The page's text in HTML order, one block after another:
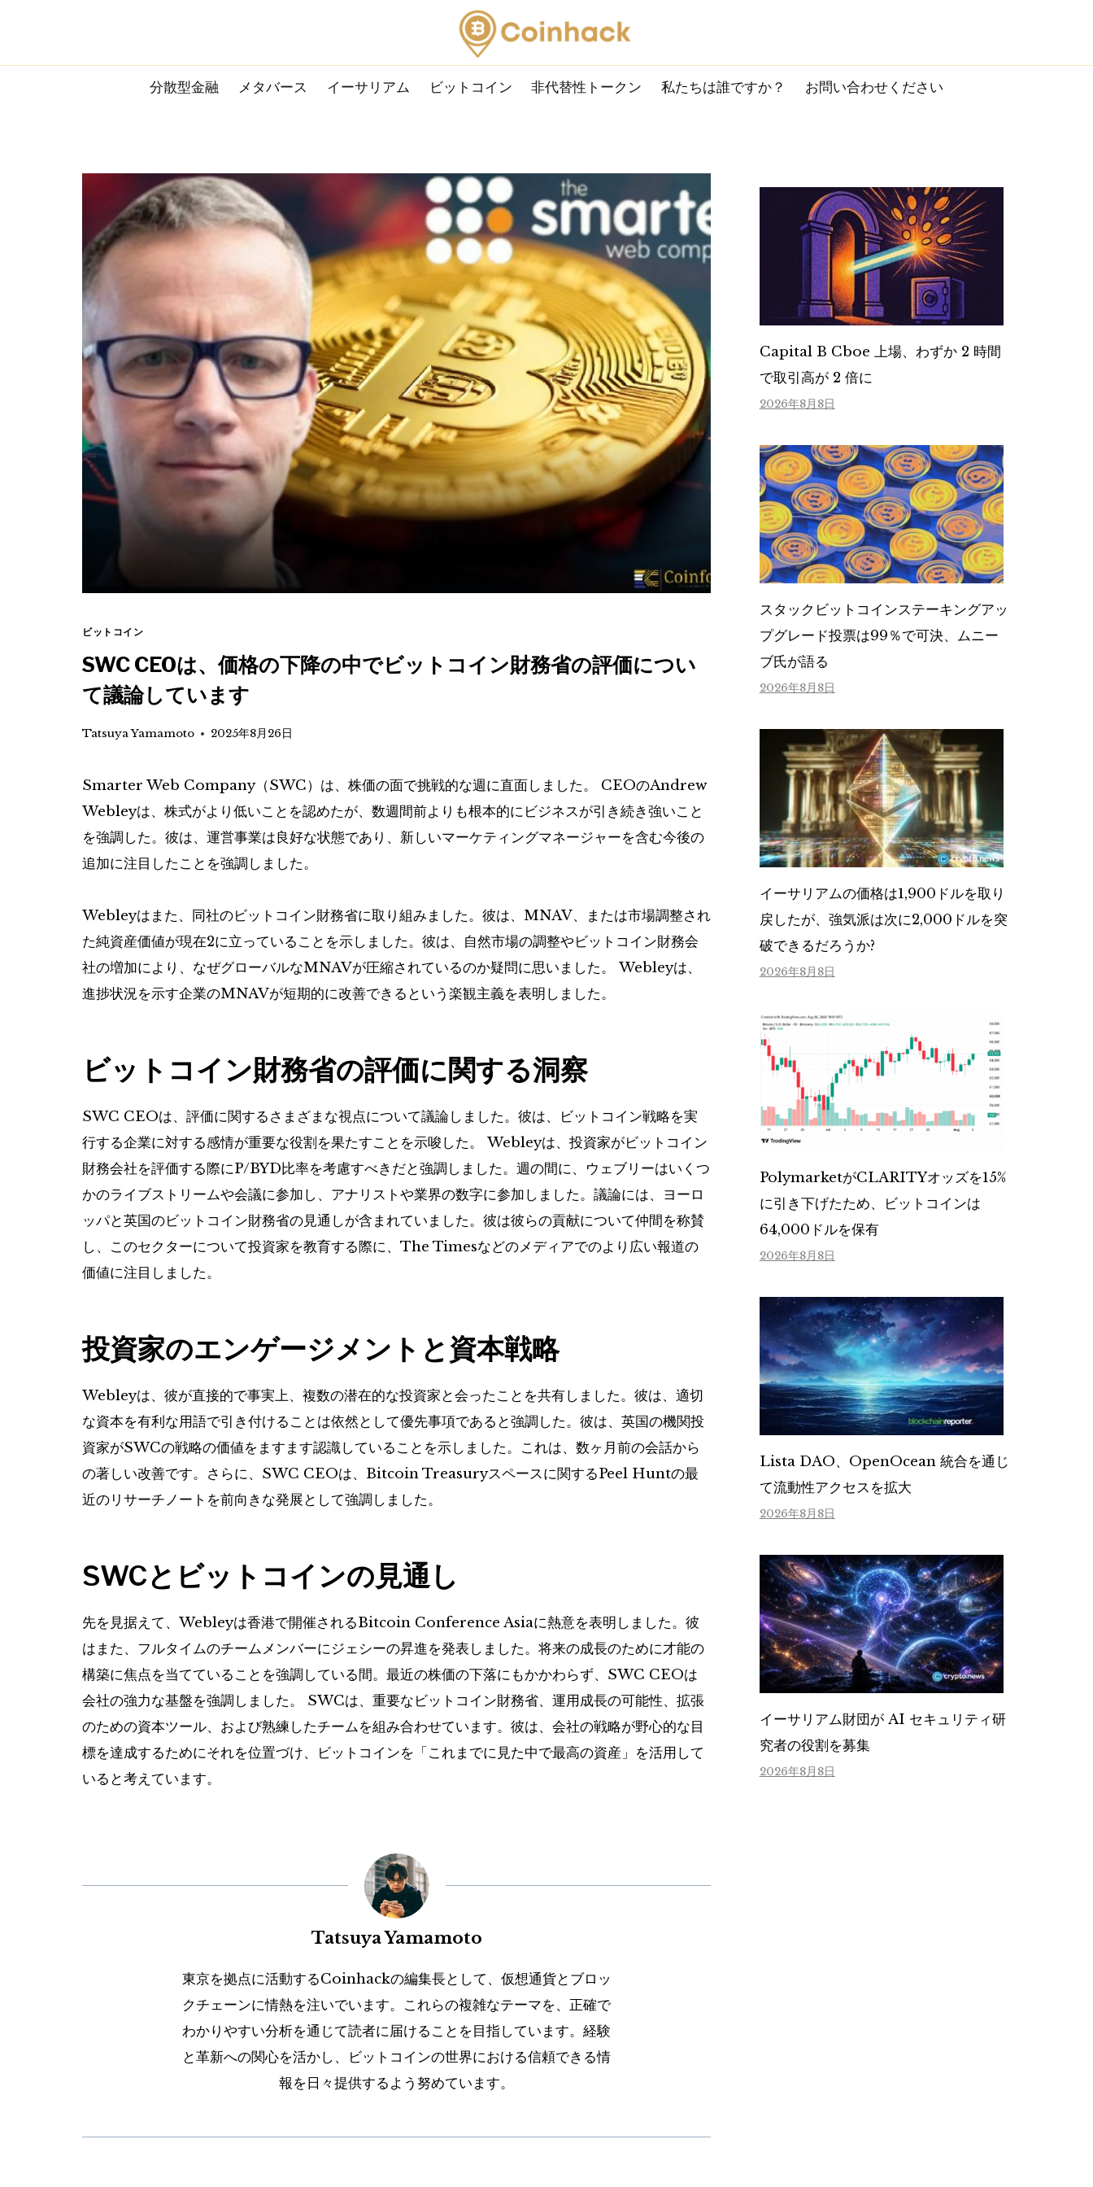
content
分散型金融 メタバース イーサリアム ビットコイン 非代替性トークン 私たちは誰ですか？ お問い合わせください
ビットコイン
SWC CEOは、価格の下降の中でビットコイン財務省の評価につい
て議論しています
Tatsuya Yamamoto 2025年8月26日
Smarter Web Company（SWC）は、株価の面で挑戦的な週に直面しました。 CEOのAndrew
Webleyは、株式がより低いことを認めたが、数週間前よりも根本的にビジネスが引き続き強いこと
を強調した。彼は、運営事業は良好な状態であり、新しいマーケティングマネージャーを含む今後の
追加に注目したことを強調しました。
Webleyはまた、同社のビットコイン財務省に取り組みました。彼は、MNAV、または市場調整され
た純資産価値が現在2に立っていることを示しました。彼は、自然市場の調整やビットコイン財務会
社の増加により、なぜグローバルなMNAVが圧縮されているのか疑問に思いました。 Webleyは、
進捗状況を示す企業のMNAVが短期的に改善できるという楽観主義を表明しました。
ビットコイン財務省の評価に関する洞察
SWC CEOは、評価に関するさまざまな視点について議論しました。彼は、ビットコイン戦略を実
行する企業に対する感情が重要な役割を果たすことを示唆した。 Webleyは、投資家がビットコイン
財務会社を評価する際にP/BYD比率を考慮すべきだと強調しました。週の間に、ウェブリーはいくつ
かのライブストリームや会議に参加し、アナリストや業界の数字に参加しました。議論には、ヨーロ
ッパと英国のビットコイン財務省の見通しが含まれていました。彼は彼らの貢献について仲間を称賛
し、このセクターについて投資家を教育する際に、The Timesなどのメディアでのより広い報道の
価値に注目しました。
投資家のエンゲージメントと資本戦略
Webleyは、彼が直接的で事実上、複数の潜在的な投資家と会ったことを共有しました。彼は、適切
な資本を有利な用語で引き付けることは依然として優先事項であると強調した。彼は、英国の機関投
資家がSWCの戦略の価値をますます認識していることを示しました。これは、数ヶ月前の会話から
の著しい改善です。さらに、SWC CEOは、Bitcoin Treasuryスペースに関するPeel Huntの最
近のリサーチノートを前向きな発展として強調しました。
SWCとビットコインの見通し
先を見据えて、Webleyは香港で開催されるBitcoin Conference Asiaに熱意を表明しました。彼
はまた、フルタイムのチームメンバーにジェシーの昇進を発表しました。将来の成長のために才能の
構築に焦点を当てていることを強調している間。最近の株価の下落にもかかわらず、SWC CEOは
会社の強力な基盤を強調しました。 SWCは、重要なビットコイン財務省、運用成長の可能性、拡張
のための資本ツール、および熟練したチームを組み合わせています。彼は、会社の戦略が野心的な目
標を達成するためにそれを位置づけ、ビットコインを「これまでに見た中で最高の資産」を活用して
いると考えています。
Tatsuya Yamamoto
東京を拠点に活動するCoinhackの編集長として、仮想通貨とブロッ
クチェーンに情熱を注いでいます。これらの複雑なテーマを、正確で
わかりやすい分析を通じて読者に届けることを目指しています。経験
と革新への関心を活かし、ビットコインの世界における信頼できる情
報を日々提供するよう努めています。
Capital B Cboe 上場、わずか 2 時間
で取引高が 2 倍に
2026年8月8日
スタックビットコインステーキングアッ
プグレード投票は99％で可決、ムニー
ブ氏が語る
2026年8月8日
イーサリアムの価格は1,900ドルを取り
戻したが、強気派は次に2,000ドルを突
破できるだろうか?
2026年8月8日
PolymarketがCLARITYオッズを15%
に引き下げたため、ビットコインは
64,000ドルを保有
2026年8月8日
Lista DAO、OpenOcean 統合を通じ
て流動性アクセスを拡大
2026年8月8日
イーサリアム財団が AI セキュリティ研
究者の役割を募集
2026年8月8日